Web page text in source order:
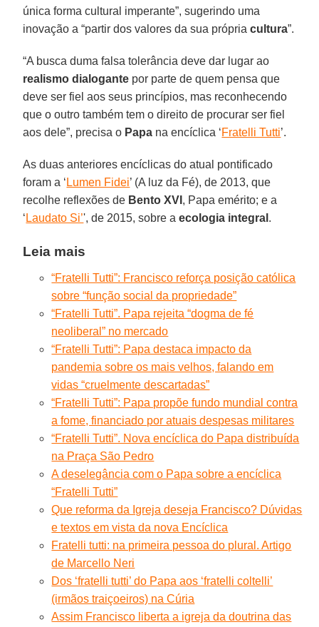
única forma cultural imperante”, sugerindo uma
inovação a “partir dos valores da sua própriacultura”.
“A busca duma falsa tolerância deve dar lugar ao
realismo dialogante por parte de quem pensa que
deve ser fiel aos seus princípios, mas reconhecendo
que o outro também tem o direito de procurar ser fiel
aos dele”, precisa o Papa na encíclica ‘Fratelli Tutti’.
As duas anteriores encíclicas do atual pontificado
foram a ‘ Lumen Fidei’ (A luz da Fé), de 2013, que
recolhe reflexões de Bento XVI , Papa emérito; e a
‘ Laudato Si’', de 2015, sobre aecologia integral .
Leia mais
“Fratelli Tutti”: Francisco reforça posição católica
sobre “função social da propriedade”
“Fratelli Tutti”. Papa rejeita “dogma de fé
neoliberal” no mercado
“Fratelli Tutti”: Papa destaca impacto da
pandemia sobre os mais velhos, falando em
vidas “cruelmente descartadas”
“Fratelli Tutti”: Papa propõe fundo mundial contra
a fome, financiado por atuais despesas militares
“Fratelli Tutti”. Nova encíclica do Papa distribuída
na Praça São Pedro
A deselegância com o Papa sobre a encíclica
“Fratelli Tutti”
Que reforma da Igreja deseja Francisco? Dúvidas
e textos em vista da nova Encíclica
Fratelli tutti: na primeira pessoa do plural. Artigo
de Marcello Neri
Dos ‘fratelli tutti’ do Papa aos ‘fratelli coltelli’
(irmãos traiçoeiros) na Cúria
Assim Francisco liberta a igreja da doutrina das